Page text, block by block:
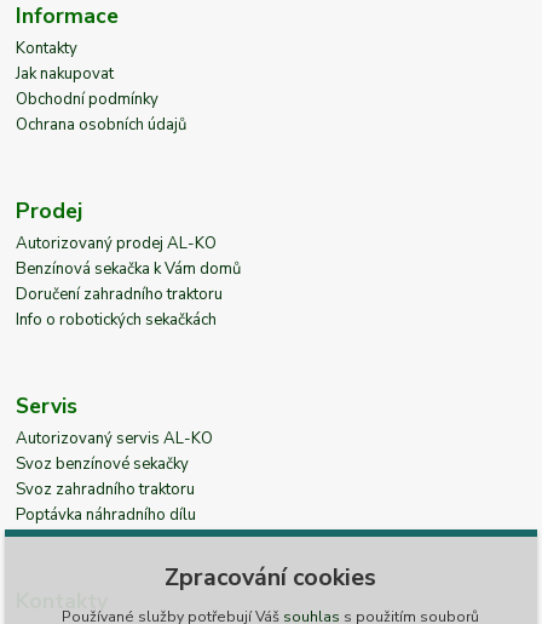
Informace
Kontakty
Jak nakupovat
Obchodní podmínky
Ochrana osobních údajů
Prodej
Autorizovaný prodej AL-KO
Benzínová sekačka k Vám domů
Doručení zahradního traktoru
Info o robotických sekačkách
Servis
Autorizovaný servis AL-KO
Svoz benzínové sekačky
Svoz zahradního traktoru
Poptávka náhradního dílu
Zpracování cookies
Používané služby potřebují Váš souhlas s použitím souborů